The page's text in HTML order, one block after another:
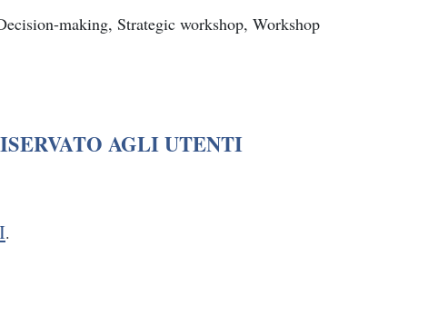
making, Strategic workshop, Workshop
AGLI UTENTI
.